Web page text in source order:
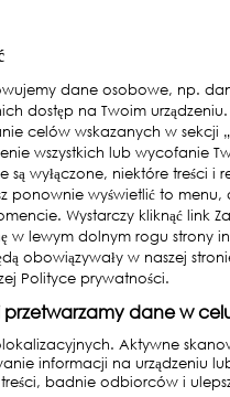
Mięso, Ryby i drób
Wyroby cukiernicze i
przekąski
Produkty suszone, zboża
i ziarna
Przemysł ogólny
Owoce i warzywa
Wyroby farmaceutyczne
i suplementy diety
dane osobowe, np.
dostęp na Twoim
celów wskazanych w sekcji
wszystkich lub wycofanie
są wyłączone, niektóre treści
ponownie wyświetlić to menu,
Wystarczy kliknąć link
w lewym dolnym rogu strony
obowiązywały w naszej
Polityce prywatności.
przetwarzamy dane w
Aktywne
informacji na urządzeniu
badnie odbiorców i